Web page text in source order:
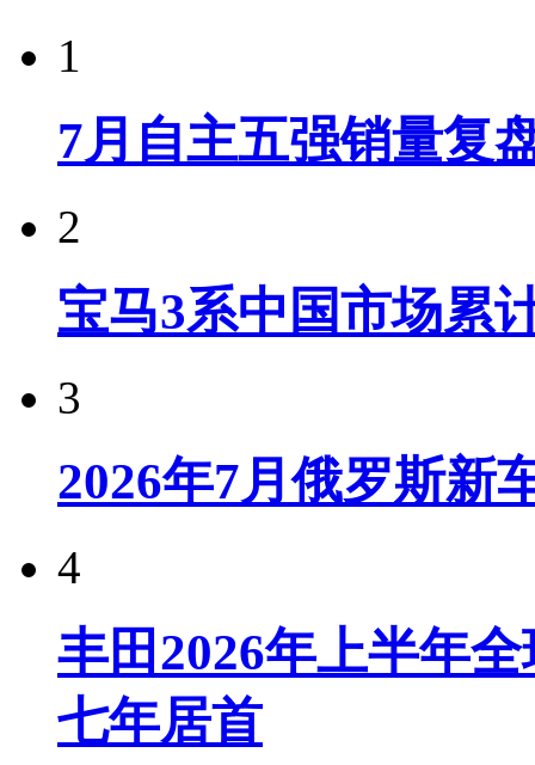
1
7月自主五强销量复
2
宝马3系中国市场累
3
2026年7月俄罗斯新
4
丰田2026年上半年
七年居首